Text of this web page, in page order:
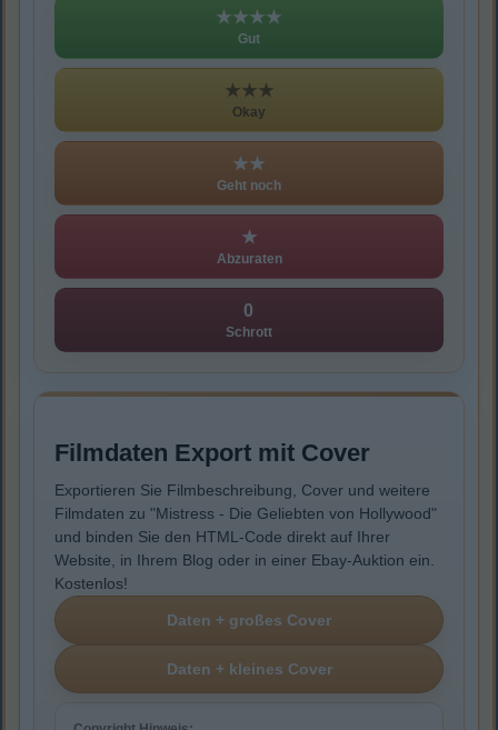
★★★★
Gut
★★★
Okay
★★
Geht noch
★
Abzuraten
0
Schrott
Filmdaten Export mit Cover
Exportieren Sie Filmbeschreibung, Cover und weitere
Filmdaten zu "Mistress - Die Geliebten von Hollywood"
und binden Sie den HTML-Code direkt auf Ihrer
Website, in Ihrem Blog oder in einer Ebay-Auktion ein.
Kostenlos!